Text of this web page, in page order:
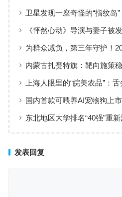
卫星发现一座奇怪的“指纹岛
《怦然心动》导演与妻子被
刀伤
为群众减负，第三年守护！
参保！
内蒙古扎赉特旗：靶向施策
上海人眼里的“皖美农品”：
国内首款可喂养AI宠物狗上
东北地区大学排名“40强”重
发表回复